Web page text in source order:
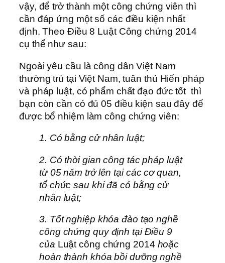
vậy, để trở thành một công chứng viên thì
cần đáp ứng một số các điều kiện nhất
định. Theo Điều 8 Luật Công chứng 2014
cụ thể như sau:
Ngoài yêu cầu là công dân Việt Nam
thường trú tại Việt Nam, tuân thủ Hiến pháp
và pháp luật, có phẩm chất đạo đức tốt thì
bạn còn cần có đủ 05 điều kiện sau đây để
được bổ nhiệm làm công chứng viên:
1. Có bằng cử nhân luật;
2. Có thời gian công tác pháp luật
từ 05 năm trở lên tại các cơ quan,
tổ chức sau khi đã có bằng cử
nhân luật;
3. Tốt nghiệp khóa đào tạo nghề
công chứng quy định tại Điều 9
của Luật công chứng 2014 hoặc
hoàn thành khóa bồi dưỡng nghề